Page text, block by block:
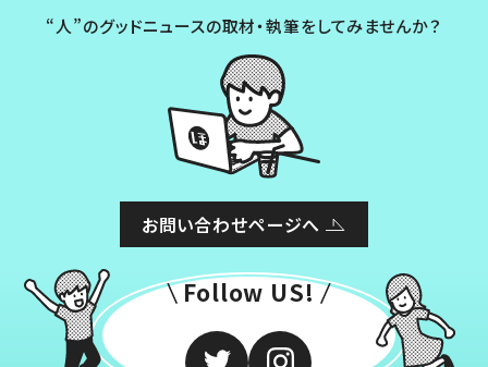
“人”のグッドニュースの取材・執筆をしてみませんか？
お問い合わせページへ
Follow US!